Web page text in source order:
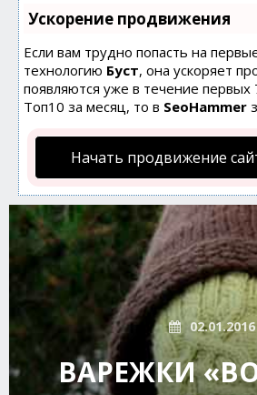
Ускорение продвижения
Если вам трудно попасть на
технологию Буст, она ускоряет
появляются уже в течение первых
Топ10 за месяц, то в SeoHammer
Начать продвижение
02.01.2016
ВАРЕЖКИ